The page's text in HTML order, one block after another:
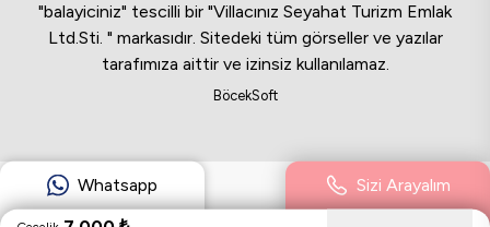
"balayiciniz" tescilli bir "Villacınız Seyahat Turizm Emlak
Ltd.Sti. " markasıdır. Sitedeki tüm görseller ve yazılar
tarafımıza aittir ve izinsiz kullanılamaz.
BöcekSoft
Whatsapp Sizi Arayalım